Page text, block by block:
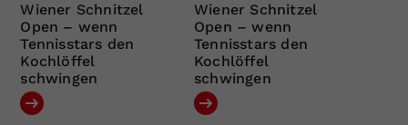
Wiener Schnitzel
Open – wenn
Tennisstars den
Kochlöffel
schwingen
Wiener Schnitzel
Open – wenn
Tennisstars den
Kochlöffel
schwingen